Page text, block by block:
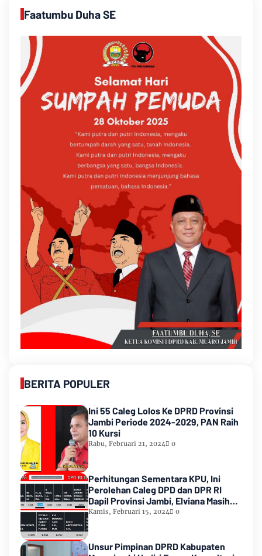
Faatumbu Duha SE
BERITA POPULER
Ini 55 Caleg Lolos Ke DPRD Provinsi
Jambi Periode 2024-2029, PAN Raih
10 Kursi
Rabu, Februari 21, 2024 0
Perhitungan Sementara KPU, Ini
Perolehan Caleg DPD dan DPR RI
Dapil Provinsi Jambi, Elviana Masih
Urutan Kedua Teratas
Kamis, Februari 15, 2024 0
Unsur Pimpinan DPRD Kabupaten